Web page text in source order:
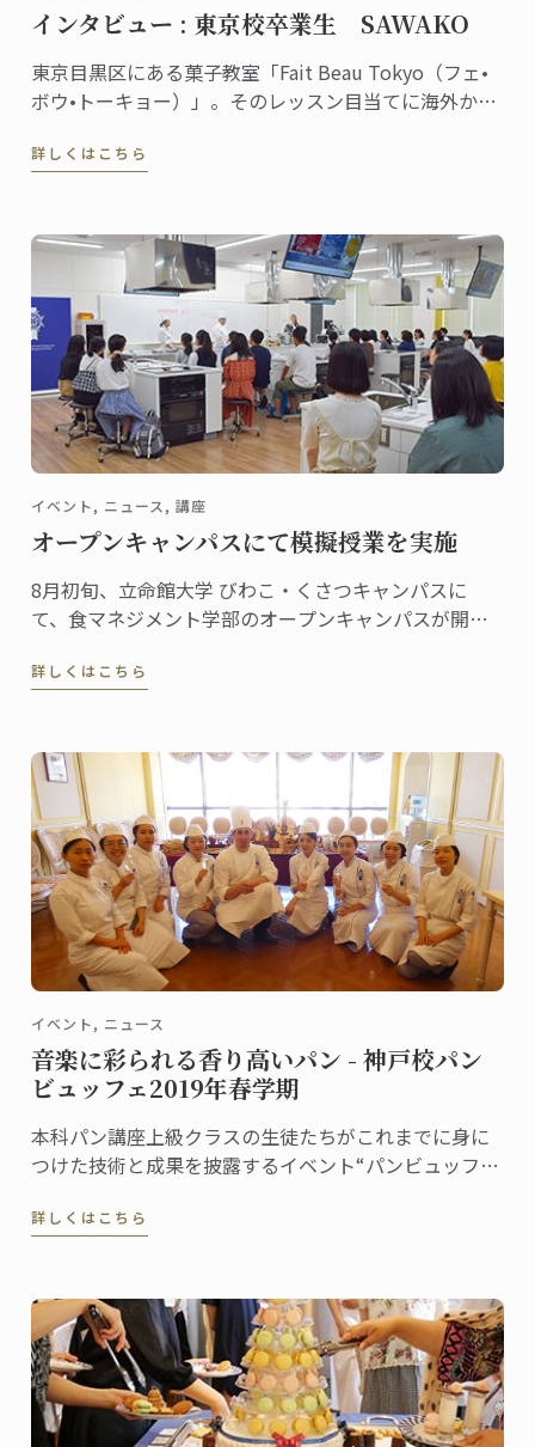
インタビュー : 東京校卒業生 SAWAKO
東京目黒区にある菓子教室「Fait Beau Tokyo（フェ•
ボウ•トーキョー）」。そのレッスン目当てに海外から
いるSAWAKOさんは東京校で菓子ディプロムを取得し
詳しくはこちら
イベント, ニュース, 講座
オープンキャンパスにて模擬授業を実施
8月初旬、立命館大学 びわこ・くさつキャンパスに
て、食マネジメント学部のオープンキャンパスが開催
詳しくはこちら
イベント, ニュース
音楽に彩られる香り高いパン - 神戸校パン
ビュッフェ2019年春学期
本科パン講座上級クラスの生徒たちがこれまでに身に
つけた技術と成果を披露するイベント“パンビュッフ
ズのパンをプレゼンテーションします。6月に神戸校で
詳しくはこちら